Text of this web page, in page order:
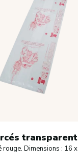
rouge. Dimensions : 16